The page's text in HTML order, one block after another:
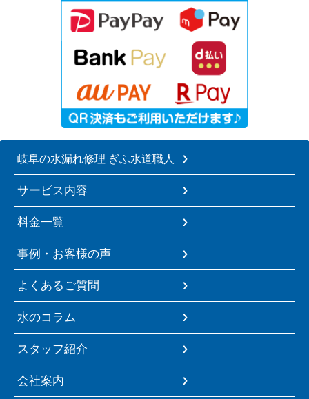
岐阜の水漏れ修理 ぎふ水道職人
サービス内容
料金一覧
事例・お客様の声
よくあるご質問
水のコラム
スタッフ紹介
会社案内